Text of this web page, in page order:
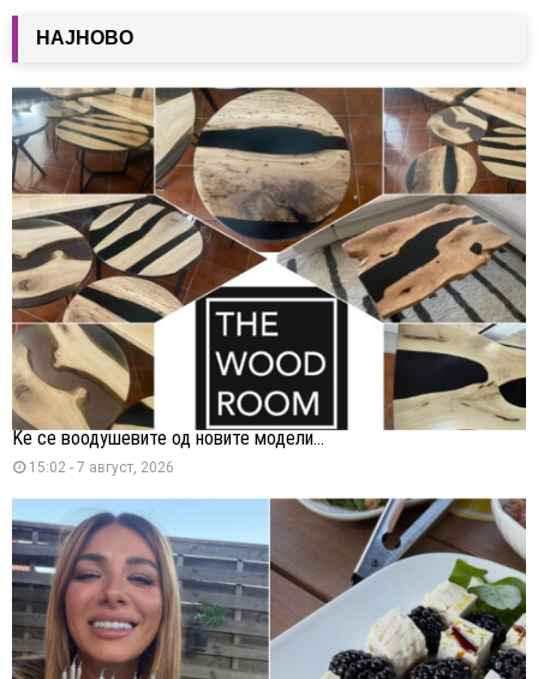
НАЈНОВО
Ќе се воодушевите од новите модели...
15:02 - 7 август, 2026